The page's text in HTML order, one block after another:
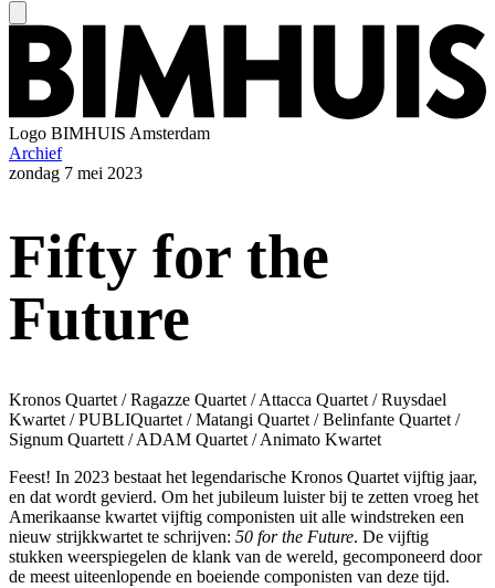
Logo BIMHUIS Amsterdam
Archief
zondag 7 mei 2023
Fifty for the
Future
Kronos Quartet / Ragazze Quartet / Attacca Quartet / Ruysdael
Kwartet / PUBLIQuartet / Matangi Quartet / Belinfante Quartet /
Signum Quartett / ADAM Quartet / Animato Kwartet
Feest! In 2023 bestaat het legendarische Kronos Quartet vijftig jaar,
en dat wordt gevierd. Om het jubileum luister bij te zetten vroeg het
Amerikaanse kwartet vijftig componisten uit alle windstreken een
nieuw strijkkwartet te schrijven: 50 for the Future. De vijftig
stukken weerspiegelen de klank van de wereld, gecomponeerd door
de meest uiteenlopende en boeiende componisten van deze tijd.